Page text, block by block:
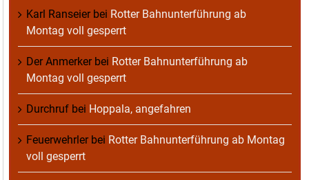
Karl Ranseierbei Rotter Bahnunterführung ab
Montag voll gesperrt
Der Anmerkerbei Rotter Bahnunterführung ab
Montag voll gesperrt
Durchruf bei Hoppala, angefahren
Feuerwehrlerbei Rotter Bahnunterführung ab Montag
voll gesperrt